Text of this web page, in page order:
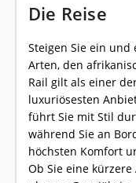
Die Reise
Steigen Sie ein und
Arten, den
Rail gilt als einer
luxuriösesten
führt Sie mit Stil
während Sie an
höchsten Komfort
Ob Sie eine